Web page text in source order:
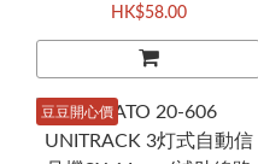
HK$58.00
豆豆開心價